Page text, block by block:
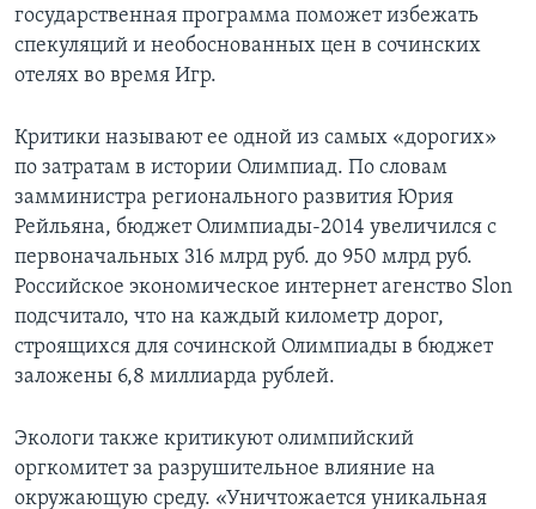
государственная программа поможет избежать
спекуляций и необоснованных цен в сочинских
отелях во время Игр.
Критики называют ее одной из самых «дорогих»
по затратам в истории Олимпиад. По словам
замминистра регионального развития Юрия
Рейльяна, бюджет Олимпиады-2014 увеличился с
первоначальных 316 млрд руб. до 950 млрд руб.
Российское экономическое интернет агенство Slon
подсчитало, что на каждый километр дорог,
строящихся для сочинской Олимпиады в бюджет
заложены 6,8 миллиарда рублей.
Экологи также критикуют олимпийский
оргкомитет за разрушительное влияние на
окружающую среду. «Уничтожается уникальная